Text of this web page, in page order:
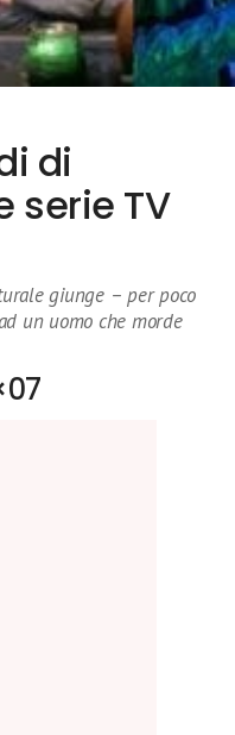
di
serie TV
giunge – per poco
un uomo che morde